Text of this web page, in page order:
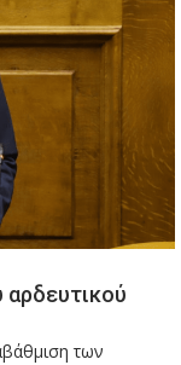
αρδευτικού
των